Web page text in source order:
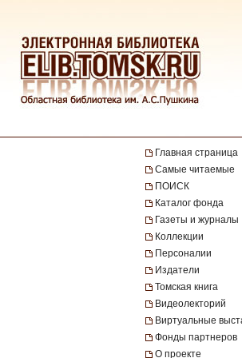
Главная страница
Самые читаемые
ПОИСК
Каталог фонда
Газеты и журналы
Коллекции
Персоналии
Издатели
Томская книга
Видеолекторий
Виртуальные
Фонды партнеров
О проекте